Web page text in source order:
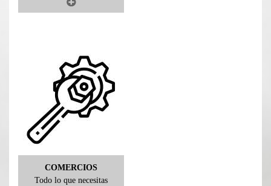
COMERCIOS
Todo lo que necesitas